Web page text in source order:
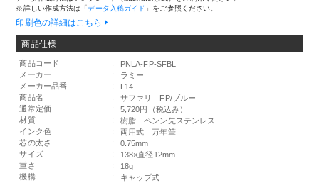
※詳しい作成方法は「データ入稿ガイド 」をご参照ください。
印刷色の詳細はこちら
商品仕様
商品コード :
PNLA-FP-SFBL
メーカー
:
ラミー
メーカー品番
:
L14
商品名
:
サファリ FP/ブルー
通常定価
:
5,720円（税込み）
材質
:
樹脂 ペンン先ステンレス
インク色
:
両用式 万年筆
芯の太さ
:
0.75mm
サイズ
:
138×直径12mm
重さ
:
18g
機構
:
キャップ式